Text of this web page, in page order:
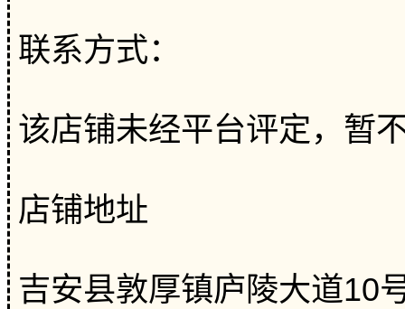
联系方式：
该店铺未经平台评定，暂
店铺地址
吉安县敦厚镇庐陵大道10